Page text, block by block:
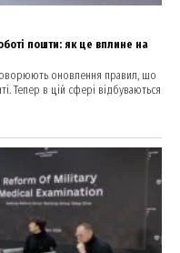
пошти: як це вплине на
оновлення правил, що
Тепер в цій сфері відбуваються